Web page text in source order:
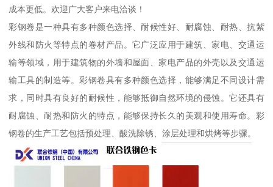
成本更低。欢迎广大客户来电洽谈！
彩钢卷是一种具有多种颜色选择、耐候性好、耐腐蚀、耐热、抗紫
外线和防火等特点的卷材产品。它广泛应用于建筑、家电、交通运
输等领域，用于建筑物的外墙和屋面、家电产品的外壳以及交通运
输工具的制造等。彩钢卷具有多种颜色选择，能够满足不同设计需
求，同时具有良好的耐候性，能够抵御自然环境的侵蚀。它还具有
耐腐蚀、耐热和防火的特点，能够保持长久的美观和使用寿命。彩
钢卷的生产工艺包括预处理、酸洗除锈、涂层处理和烘烤等步骤。